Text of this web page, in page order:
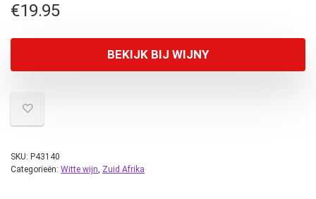
€19.95
BEKIJK BIJ WIJNY
SKU: P43140
Categorieën: Witte wijn, Zuid Afrika